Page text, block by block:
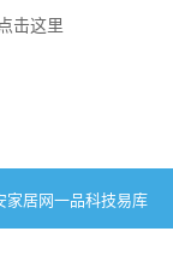
击这里
家居网一品科技易库